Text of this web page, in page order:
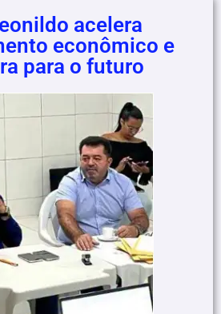
acelera
econômico e
para o futuro